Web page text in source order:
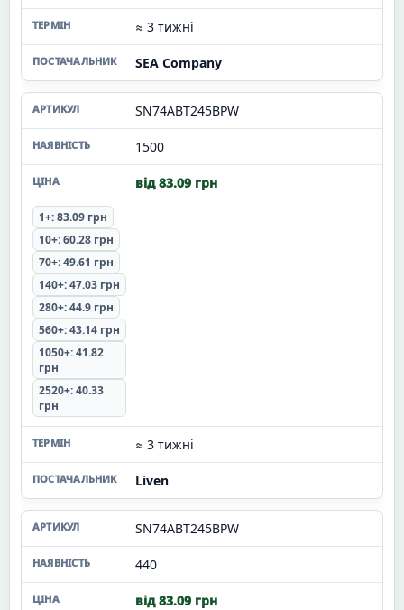
≈ 3 тижні
SEA Company
SN74ABT245BPW
1500
від 83.09 грн
1+: 83.09 грн
10+: 60.28 грн
70+: 49.61 грн
140+: 47.03 грн
280+: 44.9 грн
560+: 43.14 грн
1050+: 41.82
грн
2520+: 40.33
грн
≈ 3 тижні
Liven
SN74ABT245BPW
440
від 83.09 грн